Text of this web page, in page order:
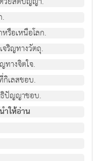
.
รือเหนือโลก.
ริญทางวัตถุ.
ทางจิตใจ.
กิเลสชอบ.
ธิปัญญาชอบ.
ให้อ่าน